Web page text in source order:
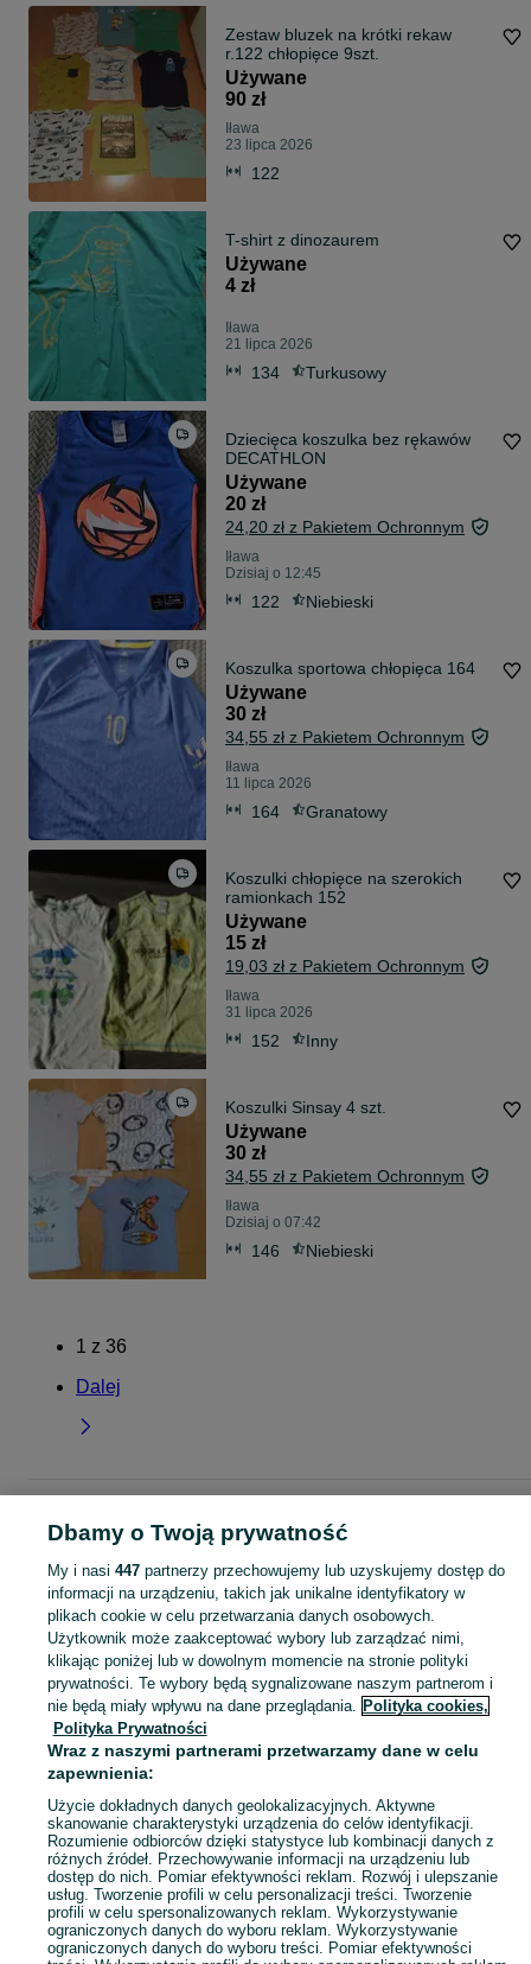
Zestaw bluzek na krótki rekaw
r.122 chłopięce 9szt.
Używane
90 zł
Iława
23 lipca 2026
122
T-shirt z dinozaurem
Używane
4 zł
Iława
21 lipca 2026
134 Turkusowy
Dziecięca koszulka bez rękawów
DECATHLON
Używane
20 zł
24,20 zł z Pakietem Ochronnym
Iława
Dzisiaj o 12:45
122 Niebieski
Koszulka sportowa chłopięca 164
Używane
30 zł
34,55 zł z Pakietem Ochronnym
Iława
11 lipca 2026
164 Granatowy
Koszulki chłopięce na szerokich
ramionkach 152
Używane
15 zł
19,03 zł z Pakietem Ochronnym
Iława
31 lipca 2026
152 Inny
Koszulki Sinsay 4 szt.
Używane
30 zł
34,55 zł z Pakietem Ochronnym
Iława
Dzisiaj o 07:42
146 Niebieski
1 z 36
Dalej
T-shirty - Warmińsko-mazurskie
T-shirty - Iława
KATEGORIA
ubranko do chrztu dla chłopca , ubranka na roczek dla chłopca Zobacz
Mapa kategorii
Mapa miejscowości
Mapa ministron
Popularne wyszukiwania
Dbamy o Twoją prywatność
My i nasi 447partnerzy przechowujemy lub uzyskujemy dostęp do
informacji na urządzeniu, takich jak unikalne identyfikatory w
plikach cookie w celu przetwarzania danych osobowych.
Użytkownik może zaakceptować wybory lub zarządzać nimi,
klikając poniżej lub w dowolnym momencie na stronie polityki
prywatności. Te wybory będą sygnalizowane naszym partnerom i
nie będą miały wpływu na dane przeglądania. Polityka cookies,
Polityka Prywatności
Wraz z naszymi partnerami przetwarzamy dane w celu
zapewnienia:
Użycie dokładnych danych geolokalizacyjnych. Aktywne
skanowanie charakterystyki urządzenia do celów identyfikacji.
Rozumienie odbiorców dzięki statystyce lub kombinacji danych z
różnych źródeł. Przechowywanie informacji na urządzeniu lub
dostęp do nich. Pomiar efektywności reklam. Rozwój i ulepszanie
usług. Tworzenie profili w celu personalizacji treści. Tworzenie
profili w celu spersonalizowanych reklam. Wykorzystywanie
ograniczonych danych do wyboru reklam. Wykorzystywanie
ograniczonych danych do wyboru treści. Pomiar efektywności